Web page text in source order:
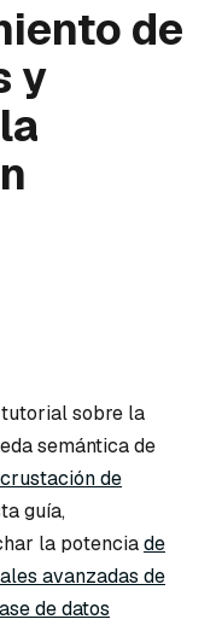
de
y
sobre la
semántica de
de
guía,
la potenciade
avanzadas de
de datos